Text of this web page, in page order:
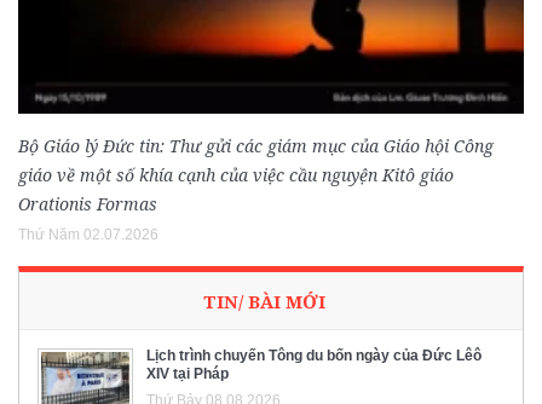
Bộ Giáo lý Đức tin: Thư gửi các giám mục của Giáo hội Công
giáo về một số khía cạnh của việc cầu nguyện Kitô giáo
Orationis Formas
Thứ Năm 02.07.2026
TIN/ BÀI MỚI
Lịch trình chuyến Tông du bốn ngày của Đức Lêô
XIV tại Pháp